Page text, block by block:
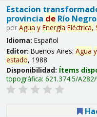
Estacion
provincia deRío
por Agua y Energía Eléctrica,
Idioma: Español
Editor: Buenos Aires: Agua y
estado, 1988
Disponibilidad: Ítems
topográfica: 621.374.5/